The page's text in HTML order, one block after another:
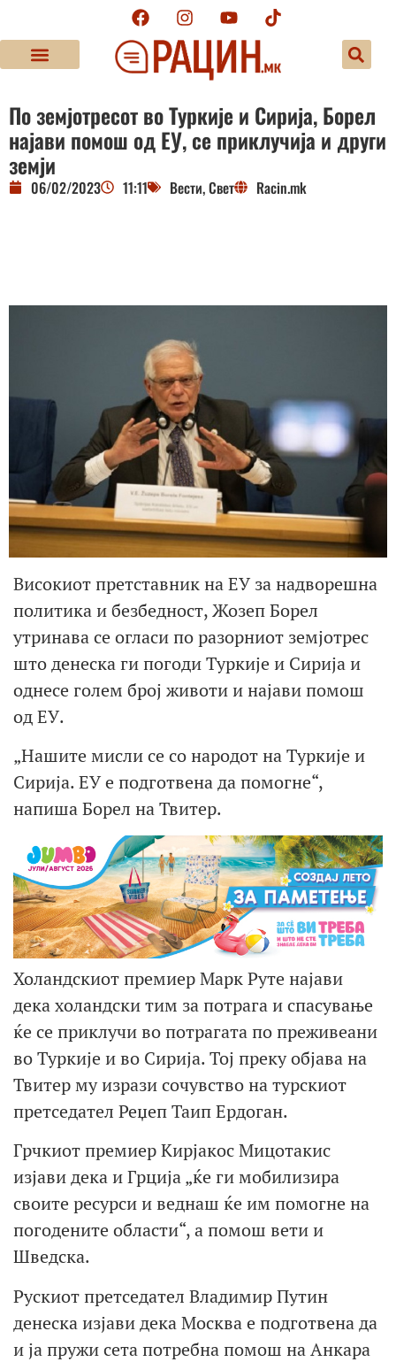
По земјотресот во Туркије и Сирија, Борел
најави помош од ЕУ, се приклучија и други
земји
06/02/2023 11:11 Вести,Свет Racin.mk
Високиот претставник на ЕУ за надворешна
политика и безбедност, Жозеп Борел
утринава се огласи по разорниот земјотрес
што денеска ги погоди Туркије и Сирија и
однесе голем број животи и најави помош
од ЕУ.
„Нашите мисли се со народот на Туркије и
Сирија. ЕУ е подготвена да помогне“,
напиша Борел на Твитер.
Холандскиот премиер Марк Руте најави
дека холандски тим за потрага и спасување
ќе се приклучи во потрагата по преживеани
во Туркије и во Сирија. Тој преку објава на
Твитер му изрази сочувство на турскиот
претседател Реџеп Таип Ердоган.
Грчкиот премиер Кирјакос Мицотакис
изјави дека и Грција „ќе ги мобилизира
своите ресурси и веднаш ќе им помогне на
погодените области“, а помош вети и
Шведска.
Рускиот претседател Владимир Путин
денеска изјави дека Москва е подготвена да
и ја пружи сета потребна помош на Анкара